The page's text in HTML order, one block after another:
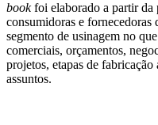
bookfoi elaborado a partir da
consumidoras e fornecedoras
segmento de usinagem no
comerciais, orçamentos,
projetos, etapas de
assuntos.